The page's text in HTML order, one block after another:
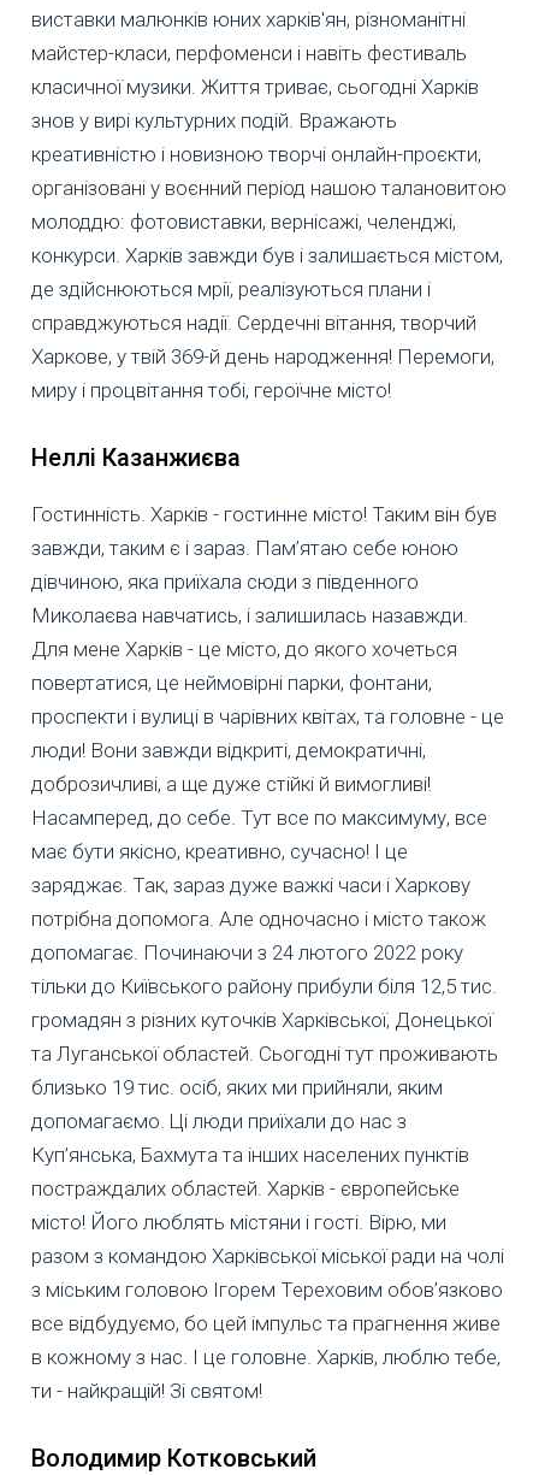
виставки малюнків юних харків'ян, різноманітні
майстер-класи, перфоменси і навіть фестиваль
класичної музики. Життя триває, сьогодні Харків
знов у вирі культурних подій. Вражають
креативністю і новизною творчі онлайн-проєкти,
організовані у воєнний період нашою талановитою
молоддю: фотовиставки, вернісажі, челенджі,
конкурси. Харків завжди був і залишається містом,
де здійснюються мрії, реалізуються плани і
справджуються надії. Сердечні вітання, творчий
Харкове, у твій 369-й день народження! Перемоги,
миру і процвітання тобі, героїчне місто!
Неллі Казанжиєва
Гостинність. Харків - гостинне місто! Таким він був
завжди, таким є і зараз. Пам’ятаю себе юною
дівчиною, яка приїхала сюди з південного
Миколаєва навчатись, і залишилась назавжди.
Для мене Харків - це місто, до якого хочеться
повертатися, це неймовірні парки, фонтани,
проспекти і вулиці в чарівних квітах, та головне - це
люди! Вони завжди відкриті, демократичні,
доброзичливі, а ще дуже стійкі й вимогливі!
Насамперед, до себе. Тут все по максимуму, все
має бути якісно, креативно, сучасно! І це
заряджає. Так, зараз дуже важкі часи і Харкову
потрібна допомога. Але одночасно і місто також
допомагає. Починаючи з 24 лютого 2022 року
тільки до Київського району прибули біля 12,5 тис.
громадян з різних куточків Харківської, Донецької
та Луганської областей. Сьогодні тут проживають
близько 19 тис. осіб, яких ми прийняли, яким
допомагаємо. Ці люди приїхали до нас з
Куп’янська, Бахмута та інших населених пунктів
постраждалих областей. Харків - європейське
місто! Його люблять містяни і гості. Вірю, ми
разом з командою Харківської міської ради на чолі
з міським головою Ігорем Тереховим обов’язково
все відбудуємо, бо цей імпульс та прагнення живе
в кожному з нас. І це головне. Харків, люблю тебе,
ти - найкращій! Зі святом!
Володимир Котковський